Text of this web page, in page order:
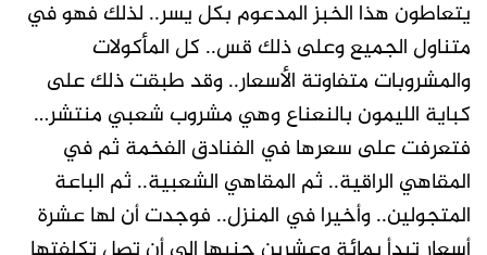
يتعاطون هذا الخبز المدعوم بكل يسر.. لذلك فهو في
متناول الجميع وعلى ذلك قس.. كل المأكولات
والمشروبات متفاوتة الأسعار.. وقد طبقت ذلك على
كباية الليمون بالنعناع وهي مشروب شعبي منتشر…
فتعرفت على سعرها في الفنادق الفخمة ثم في
المقاهي الراقية.. ثم المقاهي الشعبية.. ثم الباعة
المتجولين.. وأخيرا في المنزل.. فوجدت أن لها عشرة